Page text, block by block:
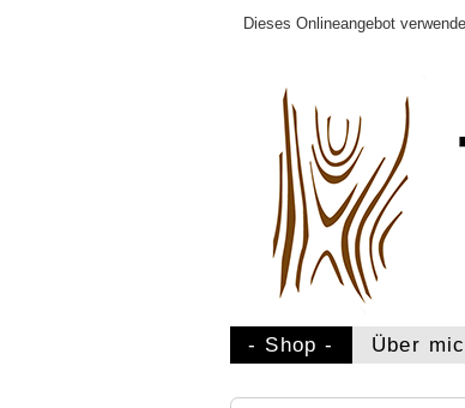
Dieses Onlineangebot
- Shop - Über